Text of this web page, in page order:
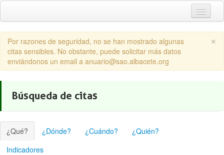
Citas
Especies
Observadores
Acerca de
×
Por razones de seguridad, no se han mostrado algunas
citas sensibles. No obstante, puede solicitar más datos
enviándonos un email a anuario@sao.albacete.org
Búsqueda de citas
¿Qué? ¿Dónde? ¿Cuándo?
¿Quién?
Indicadores